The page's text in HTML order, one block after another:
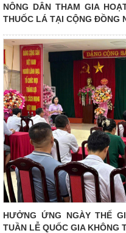
NÔNG DÂN THAM GIA
THUỐC LÁ TẠI CỘNG ĐỒNG
HƯỞNG ỨNG NGÀY THẾ
TUẦN LỄ QUỐC GIA KHÔNG